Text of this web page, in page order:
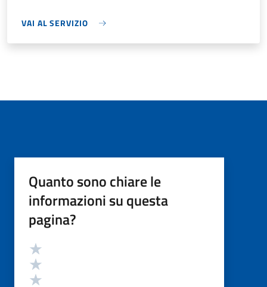
VAI AL SERVIZIO
Quanto sono chiare le
informazioni su questa
pagina?
Valutazione